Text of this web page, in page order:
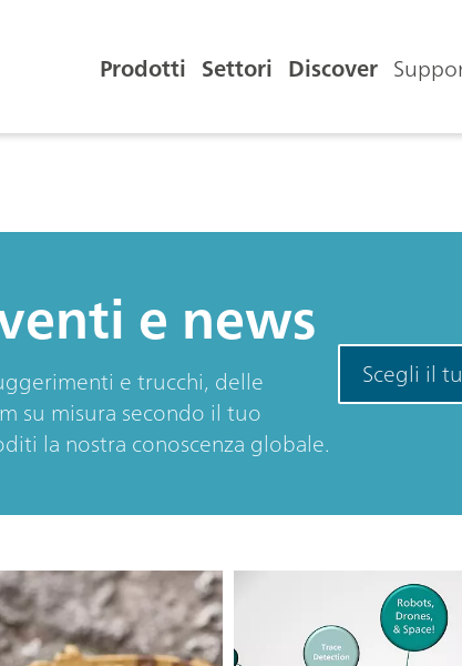
Prodotti Settori Discover
e news
e trucchi, delle
su misura secondo il tuo
la nostra conoscenza globale.
Scegli il